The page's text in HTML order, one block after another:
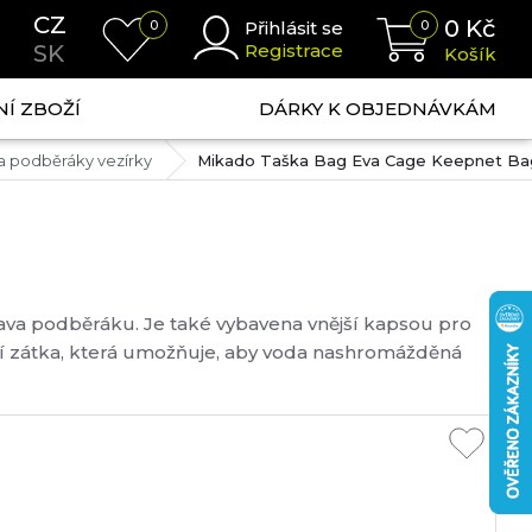
CZ
SK
0
Přihlásit se
Registrace
0 0 Kč
Košík
ZBOŽÍ DÁRKY K OBJEDNÁVKÁM
podběráky vezírky Mikado Taška Bag Eva Cage Keepnet
podběráku. Je také vybavena vnější kapsou pro
která umožňuje, aby voda nashromážděná